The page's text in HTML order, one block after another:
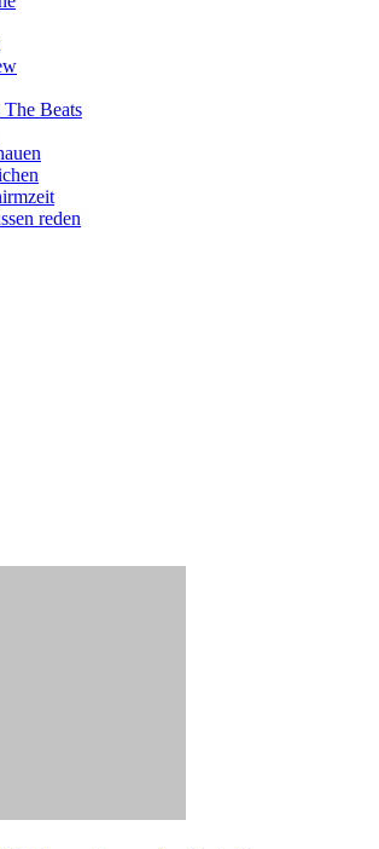
Beats
reden